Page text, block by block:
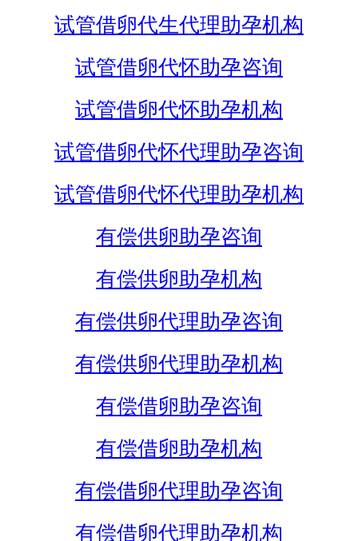
试管借卵代生代理助孕机构
试管借卵代怀助孕咨询
试管借卵代怀助孕机构
试管借卵代怀代理助孕咨询
试管借卵代怀代理助孕机构
有偿供卵助孕咨询
有偿供卵助孕机构
有偿供卵代理助孕咨询
有偿供卵代理助孕机构
有偿借卵助孕咨询
有偿借卵助孕机构
有偿借卵代理助孕咨询
有偿借卵代理助孕机构